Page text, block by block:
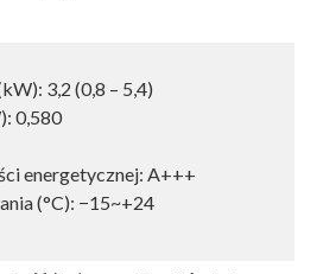
3,2 (0,8 – 5,4)
0,580
energetycznej: A+++
(°C): −15~+24